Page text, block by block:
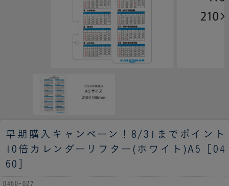
早期購入キャンペーン！8/31までポイント
10倍 カレンダーリフター(ホワイト)A5［04
60］
0460-027